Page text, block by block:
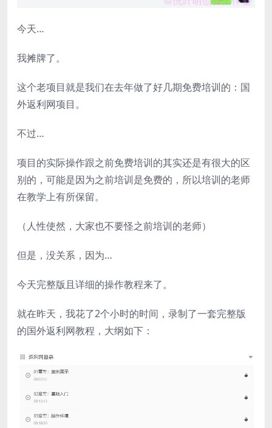
今天…
我摊牌了。
这个老项目就是我们在去年做了好几期免费培训的：国
外返利网项目。
不过…
项目的实际操作跟之前免费培训的其实还是有很大的区
别的，可能是因为之前培训是免费的，所以培训的老师
在教学上有所保留。
（人性使然，大家也不要怪之前培训的老师）
但是，没关系，因为…
今天完整版且详细的操作教程来了。
就在昨天，我花了2个小时的时间，录制了一套完整版
的国外返利网教程，大纲如下：